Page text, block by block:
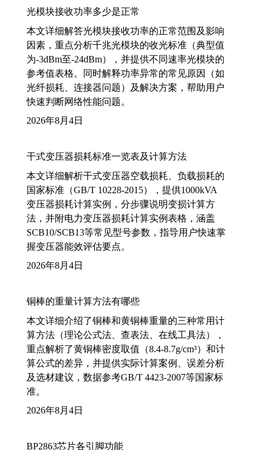
光模块接收功率多少是正常
本文详细解答光模块接收功率的正常范围及影响
因素，重点分析千兆光模块的收光标准（典型值
为-3dBm至-24dBm），并提供不同速率光模块的
参考值表格。同时解释功率异常的常见原因（如
光纤损耗、连接器问题）及解决方案，帮助用户
快速判断网络性能问题。
2026年8月4日
干式变压器损耗标准一览表及计算方法
本文详细解析干式变压器空载损耗、负载损耗的
国家标准（GB/T 10228-2015），提供1000kVA
变压器损耗计算实例，分步骤说明变损计算方
法，并附电力变压器损耗计算实例表格，涵盖
SCB10/SCB13等常见型号参数，指导用户快速掌
握变压器能效评估要点。
2026年8月4日
铜棒的重量计算方法有哪些
本文详细介绍了铜棒和黄铜棒重量的三种常用计
算方法（理论公式法、查表法、在线工具法），
重点解析了黄铜棒密度取值（8.4-8.7g/cm³）和计
算公式的差异，并提供实际计算案例、误差分析
及选材建议，数据参考GB/T 4423-2007等国家标
准。
2026年8月4日
BP2863芯片各引脚功能